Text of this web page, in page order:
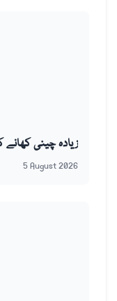
زیادہ چینی کھانے
5 August 2026